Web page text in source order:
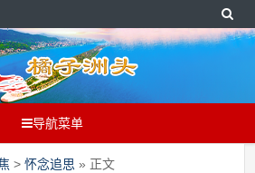
导航菜单
>怀念追思 » 正文